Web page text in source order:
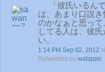
「彼氏いるん
は、あまり口説
のかなぁと思っ
してる人は、彼
い。
1:14 PM Sep 02, 2012
Retweeted by watappo